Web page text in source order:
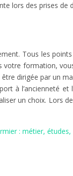
lors des prises de
Tous les
votre formation,
dirigée par un
à l’ancienneté et
un choix. Lors
: métier,